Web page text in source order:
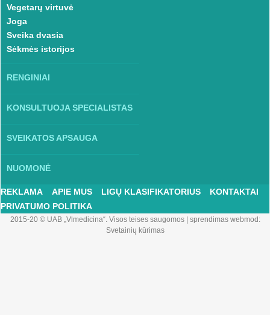
Vegetarų virtuvė
Joga
Sveika dvasia
Sėkmės istorijos
RENGINIAI
KONSULTUOJA SPECIALISTAS
SVEIKATOS APSAUGA
NUOMONĖ
REKLAMA APIE MUS LIGŲ KLASIFIKATORIUS
KONTAKTAI
PRIVATUMO POLITIKA
2015-20 © UAB „Vlmedicina“. Visos teises saugomos| sprendimas webmod:
Svetainių kūrimas